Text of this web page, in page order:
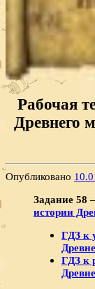
Рабочая
Древнего
Опубликовано
Задание 58
истории
ГДЗ к
ГДЗ к